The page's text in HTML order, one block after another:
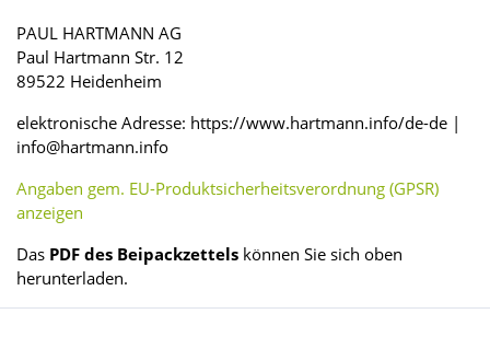
PAUL HARTMANN AG
Paul Hartmann Str. 12
89522 Heidenheim
elektronische Adresse: https://www.hartmann.info/de-de |
info@hartmann.info
Angaben gem. EU-Produktsicherheitsverordnung (GPSR)
anzeigen
Das PDF des Beipackzettels können Sie sich oben
herunterladen.